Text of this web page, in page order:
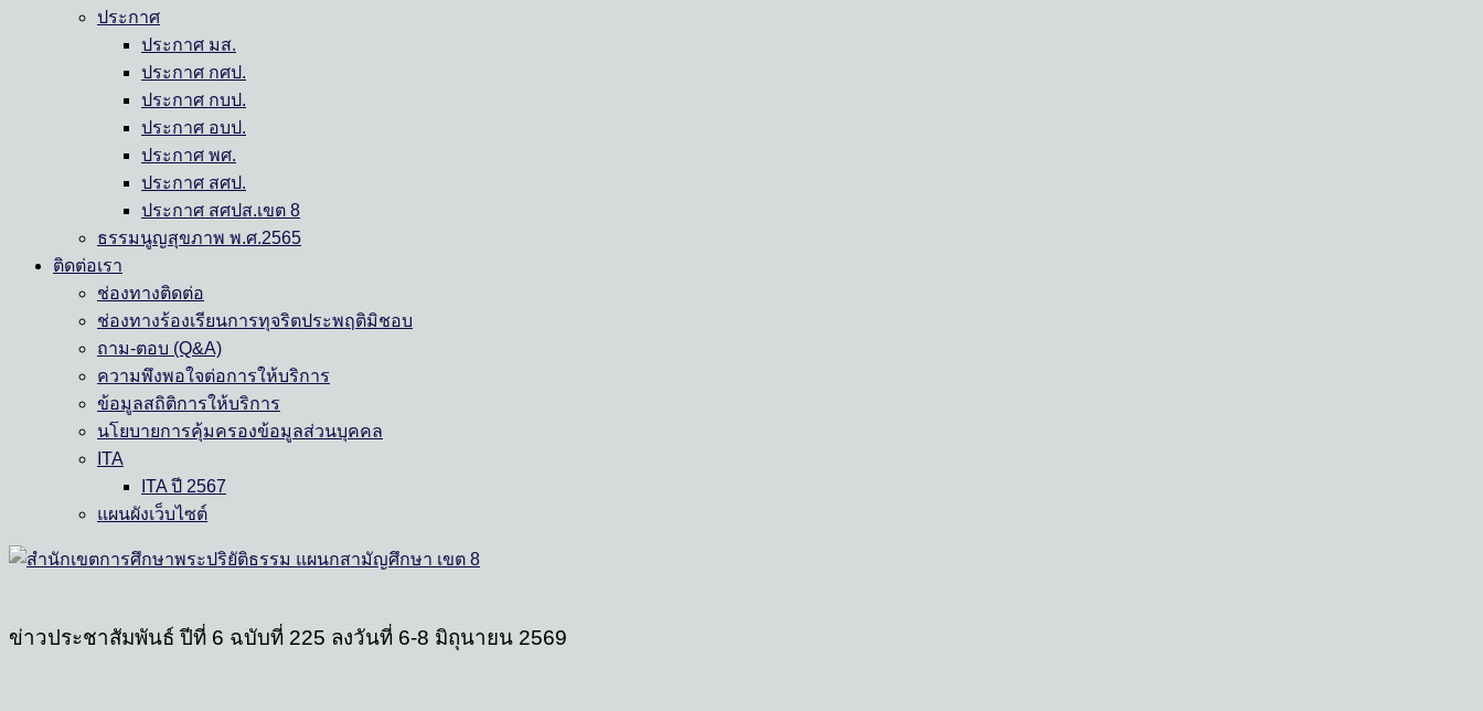
ประกาศ
ประกาศ มส.
ประกาศ กศป.
ประกาศ กบป.
ประกาศ อบป.
ประกาศ พศ.
ประกาศ สศป.
ประกาศ สศปส.เขต 8
ธรรมนูญสุขภาพ พ.ศ.2565
ติดต่อเรา
ช่องทางติดต่อ
ช่องทางร้องเรียนการทุจริตประพฤติมิชอบ
ถาม-ตอบ (Q&A)
ความพึงพอใจต่อการให้บริการ
ข้อมูลสถิติการให้บริการ
นโยบายการคุ้มครองข้อมูลส่วนบุคคล
ITA
ITA ปี 2567
แผนผังเว็บไซต์
ข่าวประชาสัมพันธ์ ปีที่ 6 ฉบับที่ 225 ลงวันที่ 6-8 มิถุนายน 2569